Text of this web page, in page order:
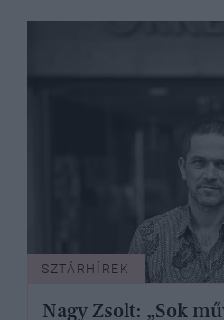
SZTÁRHÍREK
Nagy Zsolt: „Sok